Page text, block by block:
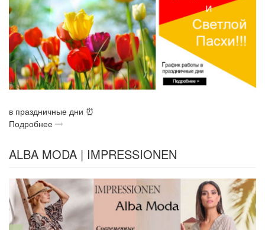
в праздничные дни ⏰
Подробнее
ALBA MODA | IMPRESSIONEN